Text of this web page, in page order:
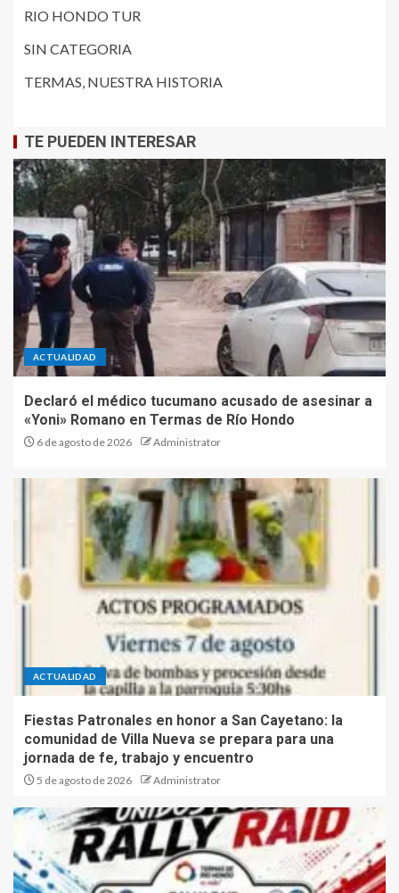
RIO HONDO TUR
SIN CATEGORIA
TERMAS, NUESTRA HISTORIA
TE PUEDEN INTERESAR
ACTUALIDAD
Declaró el médico tucumano acusado de asesinar a
«Yoni» Romano en Termas de Río Hondo
6 de agosto de 2026 Administrator
ACTUALIDAD
Fiestas Patronales en honor a San Cayetano: la
comunidad de Villa Nueva se prepara para una
jornada de fe, trabajo y encuentro
5 de agosto de 2026 Administrator